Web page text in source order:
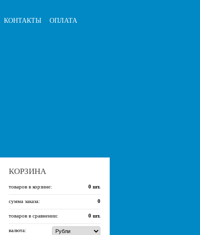
КОНТАКТЫ ОПЛАТА
КОРЗИНА
товаров в корзине: 0 шт.
сумма заказа: 0
товаров в сравнении: 0 шт.
валюта: